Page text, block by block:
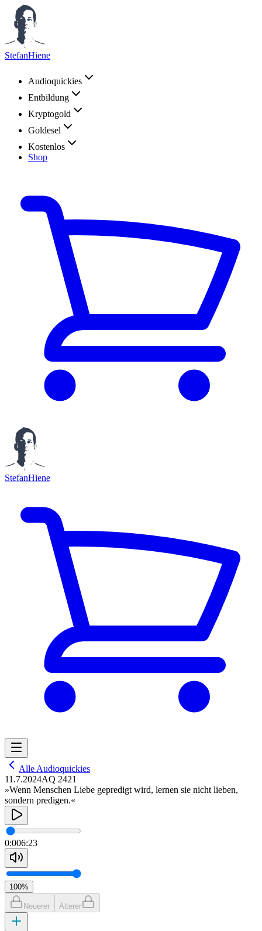
StefanHiene
Audioquickies
Entbildung
Kryptogold
Goldesel
Kostenlos
Shop
StefanHiene
Alle Audioquickies
11.7.2024AQ 2421
»Wenn Menschen Liebe gepredigt wird, lernen sie nicht lieben,
sondern predigen.«
0:006:23
100%
Neuerer Älterer